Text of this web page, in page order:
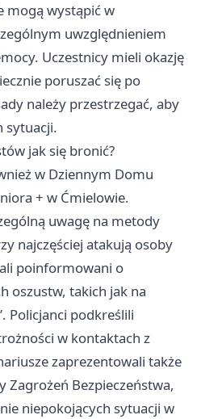
mogą wystąpić w
uwzględnieniem
Uczestnicy mieli okazję
poruszać się po
należy przestrzegać, aby
sytuacji.
jak się bronić?
w Dziennym Domu
+ w Ćmielowie.
uwagę na metody
najczęściej atakują osoby
poinformowani o
oszustw, takich jak na
Policjanci podkreślili
w kontaktach z
zaprezentowali także
Zagrożeń Bezpieczeństwa,
niepokojących sytuacji w